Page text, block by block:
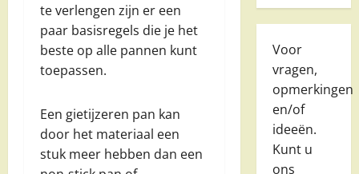
te verlengen zijn er een
paar basisregels die je het
beste op alle pannen kunt
toepassen.
Een gietijzeren pan kan
door het materiaal een
stuk meer hebben dan een
Voor
vragen,
opmerkingen
en/of
ideeën.
Kunt u
ons